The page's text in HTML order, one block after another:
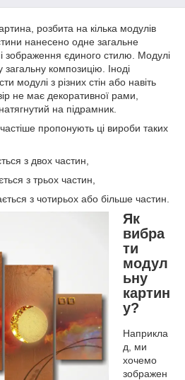
розбита на кілька модулів
нанесено одне загальне
зображення єдиного стилю. Модулі
композицію. Іноді
модулі з різних стін або навіть
не має декоративної рами,
на підрамник.
пропонують ці вироби таких
з двох частин,
з трьох частин,
з чотирьох або більше частин.
Як
вибра
ти
модул
ьну
картин
у?
Наприкла
д, ми
хочемо
зображен